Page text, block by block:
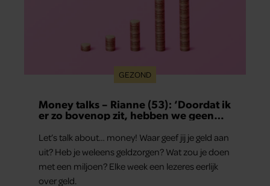
GEZOND
Money talks – Rianne (53): ‘Doordat ik
er zo bovenop zit, hebben we geen
Let’s talk about… money! Waar geef jij je geld aan
uit? Heb je weleens geldzorgen? Wat zou je doen
met een miljoen? Elke week een lezeres eerlijk
over geld.